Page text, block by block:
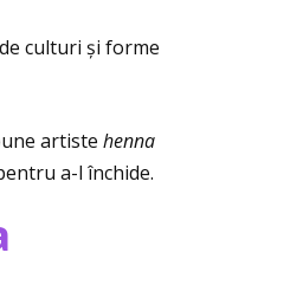
culturi și forme
artiste henna
a-l închide.